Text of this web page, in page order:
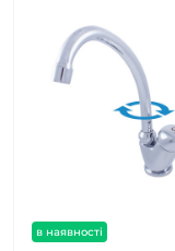
в наявності